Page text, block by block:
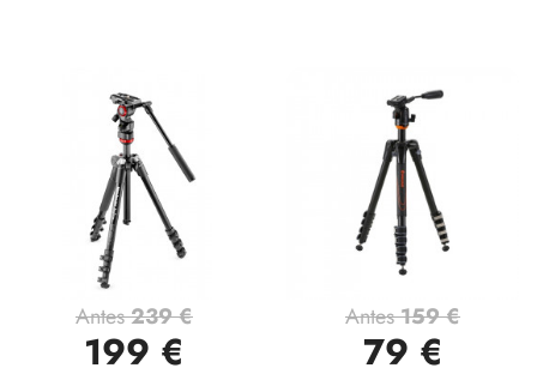
Antes239 €
199 €
Antes159 €
79 €